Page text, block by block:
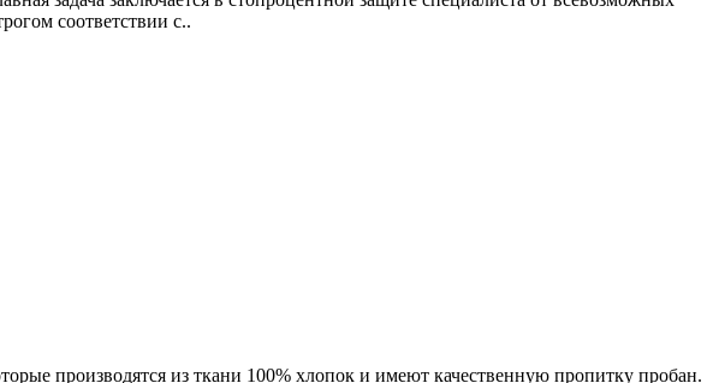
соответствии с..
производятся из ткани 100% хлопок и имеют качественную пропитку пробан.